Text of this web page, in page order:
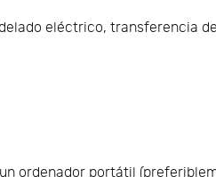
eléctrico, transferencia
ordenador portátil